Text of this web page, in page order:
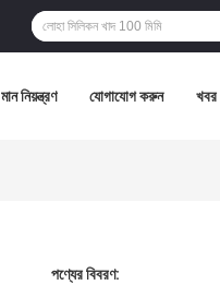
মান নিয়ন্ত্রণ যোগাযোগ করুন খবর
পণ্যের বিবরণ: